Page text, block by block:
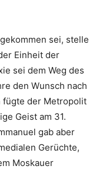
sei, stelle
Einheit der
sei dem Weg des
den Wunsch nach
fügte der Metropolit
Geist am 31.
gab aber
Gerüchte,
Moskauer